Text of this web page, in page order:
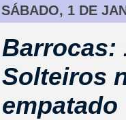
SÁBADO, 1 DE
Barrocas:
Solteiros
empatado